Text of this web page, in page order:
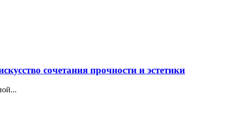
сочетания прочности и эстетики